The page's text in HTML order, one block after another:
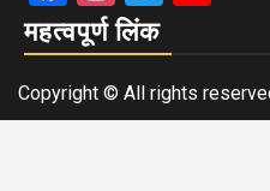
महत्वपूर्ण लिंक
Copyright © All rights